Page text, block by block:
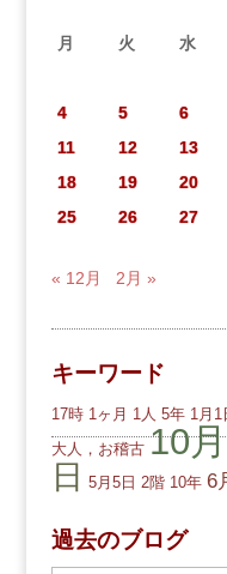
月 火 水
4
5 6
11
12 13
18
19 20
25
26 27
« 12月 2月 »
キーワード
17時 1ヶ月 1人 5年 1月1
大人，お稽古 10月
日 5月5日 2階 10年 6
過去のブログ